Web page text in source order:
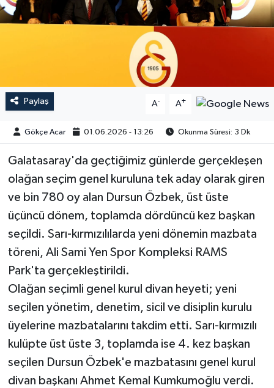
Paylaş A- A+
Gökçe Acar 01.06.2026 - 13:26 Okunma Süresi: 3 Dk
Galatasaray'da geçtiğimiz günlerde gerçekleşen
olağan seçim genel kuruluna tek aday olarak giren
ve bin 780 oy alan Dursun Özbek, üst üste
üçüncü dönem, toplamda dördüncü kez başkan
seçildi. Sarı-kırmızılılarda yeni dönemin mazbata
töreni, Ali Sami Yen Spor Kompleksi RAMS
Park'ta gerçekleştirildi.
Olağan seçimli genel kurul divan heyeti; yeni
seçilen yönetim, denetim, sicil ve disiplin kurulu
üyelerine mazbatalarını takdim etti. Sarı-kırmızılı
kulüpte üst üste 3, toplamda ise 4. kez başkan
seçilen Dursun Özbek'e mazbatasını genel kurul
divan başkanı Ahmet Kemal Kumkumoğlu verdi.